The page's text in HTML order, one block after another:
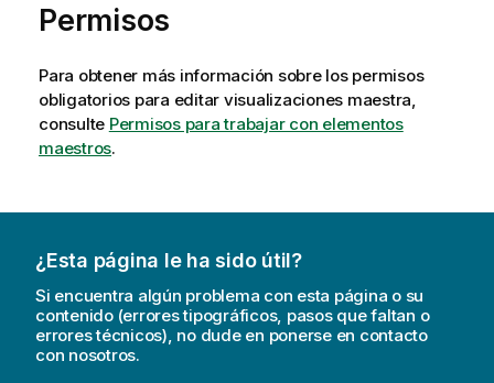
Permisos
Para obtener más información sobre los permisos
obligatorios para editar visualizaciones maestra,
consulte Permisos para trabajar con elementos
maestros.
¿Esta página le ha sido útil?
Si encuentra algún problema con esta página o su
contenido (errores tipográficos, pasos que faltan o
errores técnicos), no dude en ponerse en contacto
con nosotros.